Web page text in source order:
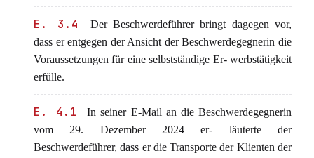
E. 3.4
Der Beschwerdeführer bringt dagegen vor,
dass er entgegen der Ansicht der Beschwerdegegnerin die
Voraussetzungen für eine selbstständige Er- werbstätigkeit
erfülle.
E. 4.1
In seiner E-Mail an die Beschwerdegegnerin
vom 29. Dezember 2024 er- läuterte der
Beschwerdeführer, dass er die Transporte der Klienten der